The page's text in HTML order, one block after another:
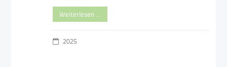
Weiterlesen …
2025